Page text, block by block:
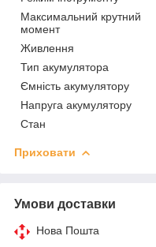
Максимальний крутний
момент
Живлення
Тип акумулятора
Ємність акумулятору
Напруга акумулятору
Стан
Приховати
Умови доставки
Нова Пошта